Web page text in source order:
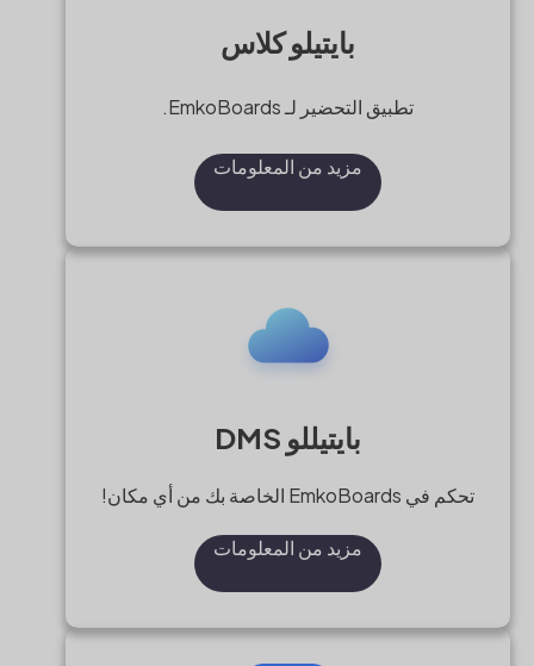
بايتيلو كلاس
تطبيق التحضير لـ EmkoBoards.
مزيد من المعلومات
بايتيللو DMS
تحكم في EmkoBoards الخاصة بك من أي مكان!
مزيد من المعلومات